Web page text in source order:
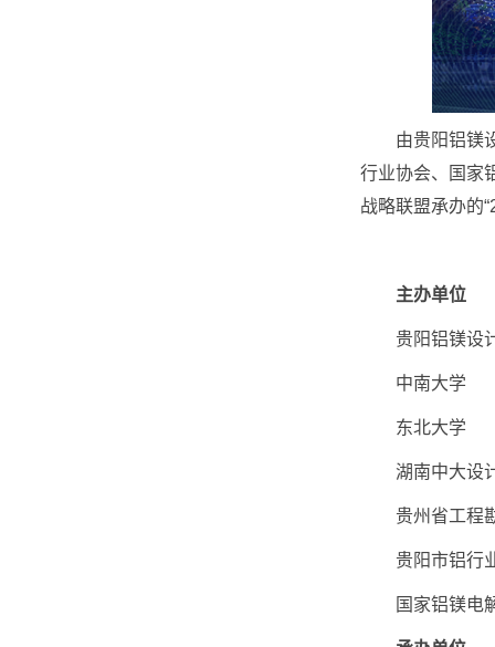
由贵阳铝镁设
行业协会、国家
战略联盟承办的
主办单位
贵阳铝镁设计
中南大学
东北大学
湖南中大设计
贵州省工程勘
贵阳市铝行
国家铝镁电解